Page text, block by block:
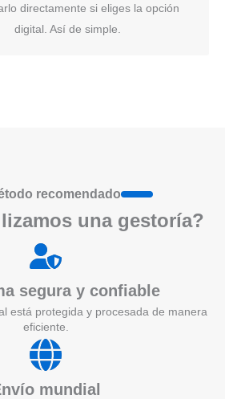
directamente si eliges la opción
digital. Así de simple.
recomendado
una gestoría?
segura y confiable
está protegida y procesada de manera
eficiente.
mundial